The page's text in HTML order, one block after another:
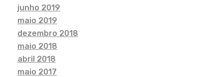
junho 2019
maio 2019
dezembro 2018
maio 2018
abril 2018
maio 2017